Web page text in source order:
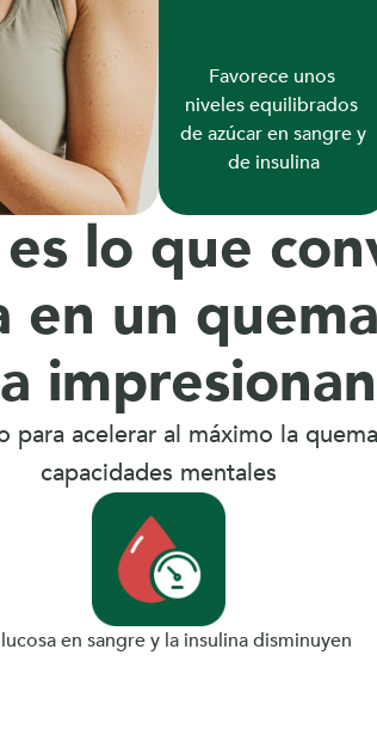
Favorece unos
niveles equilibrados
de azúcar en sangre y
de insulina
lo que
en un
para acelerar al máximo la
capacidades mentales
en sangre y la insulina disminuyen